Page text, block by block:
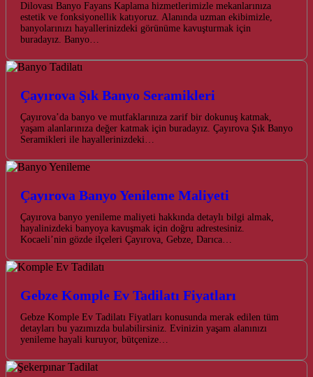
Dilovası Banyo Fayans Kaplama hizmetlerimizle mekanlarınıza
estetik ve fonksiyonellik katıyoruz. Alanında uzman ekibimizle,
banyolarınızı hayallerinizdeki görünüme kavuşturmak için
buradayız. Banyo…
Çayırova Şık Banyo Seramikleri
Çayırova’da banyo ve mutfaklarınıza zarif bir dokunuş katmak,
yaşam alanlarınıza değer katmak için buradayız. Çayırova Şık Banyo
Seramikleri ile hayallerinizdeki…
Çayırova Banyo Yenileme Maliyeti
Çayırova banyo yenileme maliyeti hakkında detaylı bilgi almak,
hayalinizdeki banyoya kavuşmak için doğru adrestesiniz.
Kocaeli’nin gözde ilçeleri Çayırova, Gebze, Darıca…
Gebze Komple Ev Tadilatı Fiyatları
Gebze Komple Ev Tadilatı Fiyatları konusunda merak edilen tüm
detayları bu yazımızda bulabilirsiniz. Evinizin yaşam alanınızı
yenileme hayali kuruyor, bütçenize…